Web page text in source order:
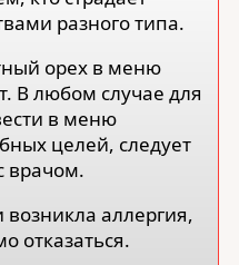
разного типа.
орех в меню
В любом случае для
в меню
целей, следует
врачом.
аллергия,
отказаться.